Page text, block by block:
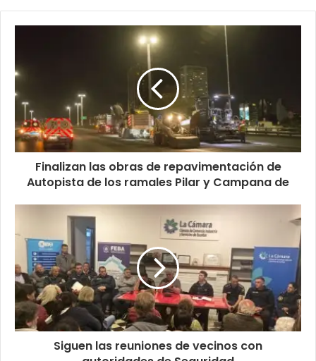
Finalizan las obras de repavimentación de
Autopista de los ramales Pilar y Campana de
Siguen las reuniones de vecinos con